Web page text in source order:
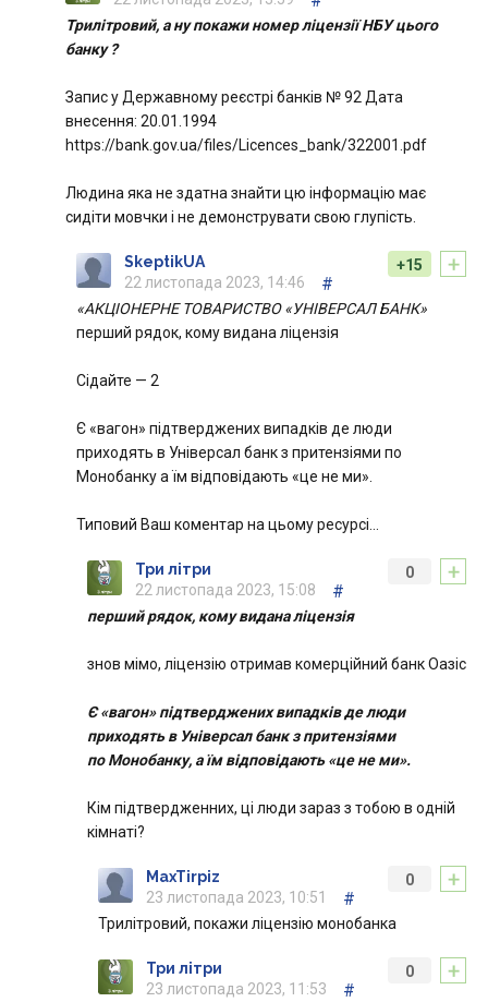
Трилітровий, а ну покажи номер ліцензії НБУ цього
банку ?
Запис у Державному реєстрі банків № 92 Дата
внесення: 20.01.1994
https://bank.gov.ua/files/Licences_bank/322001.pdf
Людина яка не здатна знайти цю інформацію має
сидіти мовчки і не демонструвати свою глупість.
+
+15
SkeptikUA
22 листопада 2023, 14:46
#
«АКЦІОНЕРНЕ ТОВАРИСТВО «УНІВЕРСАЛ БАНК»
перший рядок, кому видана ліцензія
Сідайте — 2
Є «вагон» підтверджених випадків де люди
приходять в Універсал банк з притензіями по
Монобанку а їм відповідають «це не ми».
Типовий Ваш коментар на цьому ресурсі…
+
0
Три літри
22 листопада 2023, 15:08
#
перший рядок, кому видана ліцензія
знов мімо, ліцензію отримав комерційний банк Оазіс
Є «вагон» підтверджених випадків де люди
приходять в Універсал банк з притензіями
по Монобанку, а їм відповідають «це не ми».
Кім підтвердженних, ці люди зараз з тобою в одній
кімнаті?
+
0
MaxTirpiz
23 листопада 2023, 10:51
#
Трилітровий, покажи ліцензію монобанка
+
0
Три літри
23 листопада 2023, 11:53
#